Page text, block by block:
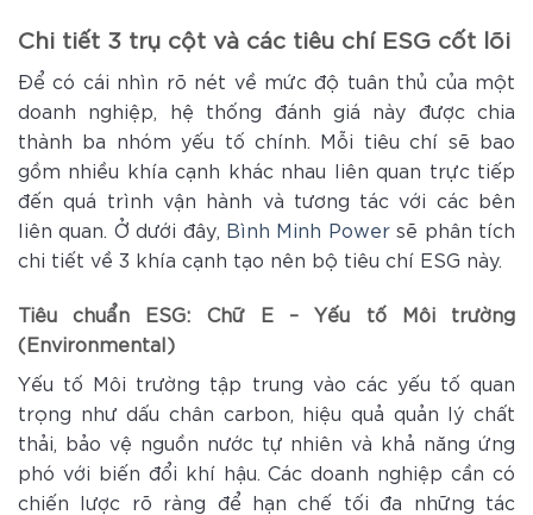
Chi tiết 3 trụ cột và các tiêu chí ESG cốt lõi
Để có cái nhìn rõ nét về mức độ tuân thủ của một
doanh nghiệp, hệ thống đánh giá này được chia
thành ba nhóm yếu tố chính. Mỗi tiêu chí sẽ bao
gồm nhiều khía cạnh khác nhau liên quan trực tiếp
đến quá trình vận hành và tương tác với các bên
liên quan. Ở dưới đây, Bình Minh Powersẽ phân tích
chi tiết về 3 khía cạnh tạo nên bộ tiêu chí ESG này.
Tiêu chuẩn ESG: Chữ E – Yếu tố Môi trường
(Environmental)
Yếu tố Môi trường tập trung vào các yếu tố quan
trọng như dấu chân carbon, hiệu quả quản lý chất
thải, bảo vệ nguồn nước tự nhiên và khả năng ứng
phó với biến đổi khí hậu. Các doanh nghiệp cần có
chiến lược rõ ràng để hạn chế tối đa những tác